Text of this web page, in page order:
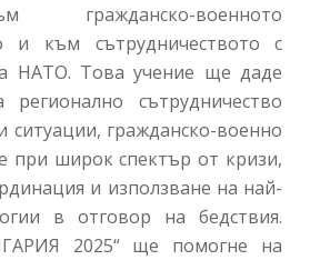
военното
и към сътрудничеството с
НАТО. Това учение ще даде
сътрудничество
ситуации, гражданско-военно
при широк спектър от кризи,
и използване на най-
в отговор на бедствия.
2025“ ще помогне на